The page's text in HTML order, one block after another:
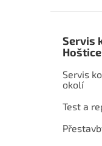
Servis
Servis
okolí
Test a